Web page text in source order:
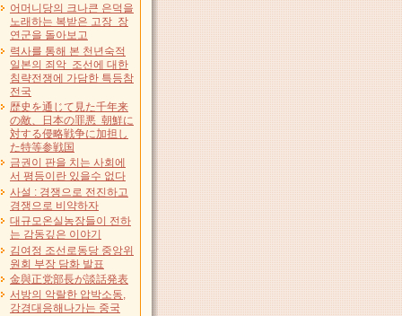
어머니당의 크나큰 은덕을
노래하는 복받은 고장 장
연군을 돌아보고
력사를 통해 본 천년숙적
일본의 죄악 조선에 대한
침략전쟁에 가담한 특등참
전국
歴史を通じて見た千年来
の敵、日本の罪悪 朝鮮に
対する侵略戦争に加担し
た特等参戦国
금권이 판을 치는 사회에
서 평등이란 있을수 없다
사설 : 경쟁으로 전진하고
경쟁으로 비약하자
대규모온실농장들이 전하
는 감동깊은 이야기
김여정 조선로동당 중앙위
원회 부장 담화 발표
金與正党部長が談話発表
서방의 악랄한 압박소동,
강경대응해나가는 중국